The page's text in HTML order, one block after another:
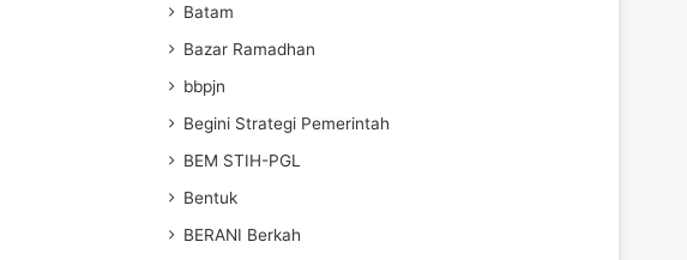
Batam
Bazar Ramadhan
bbpjn
Begini Strategi Pemerintah
BEM STIH-PGL
Bentuk
BERANI Berkah